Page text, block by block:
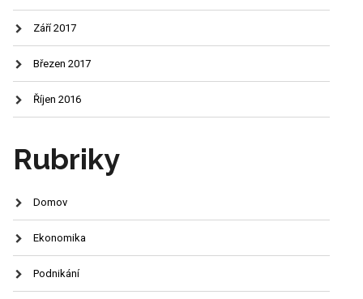
Září 2017
Březen 2017
Říjen 2016
Rubriky
Domov
Ekonomika
Podnikání